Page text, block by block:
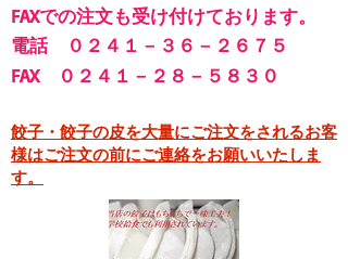
FAXでの注文も受け付けております。
電話 ０２４１－３６－２６７５
FAX ０２４１－２８－５８３０
餃子・餃子の皮を大量にご注文をされるお客
様はご注文の前にご連絡をお願いいたしま
す。​